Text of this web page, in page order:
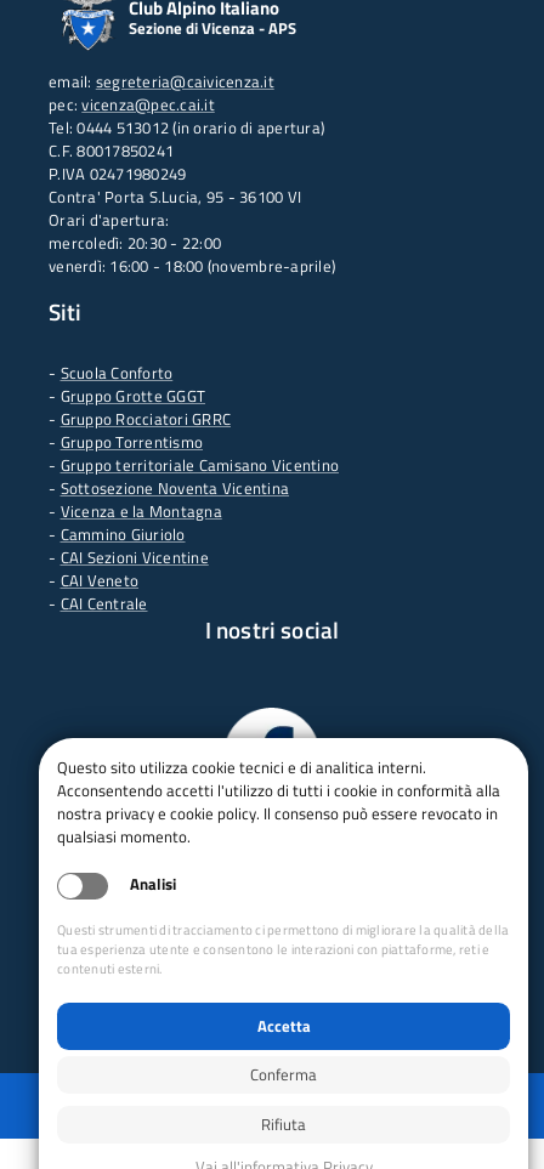
Club Alpino Italiano
Sezione di Vicenza - APS
email: segreteria@caivicenza.it
pec:vicenza@pec.cai.it
Tel: 0444 513012 (in orario di apertura)
C.F. 80017850241
P.IVA 02471980249
Contra' Porta S.Lucia, 95 - 36100 VI
Orari d'apertura:
mercoledì: 20:30 - 22:00
venerdì: 16:00 - 18:00 (novembre-aprile)
Siti
- Scuola Conforto
- Gruppo Grotte GGGT
- Gruppo Rocciatori GRRC
- Gruppo Torrentismo
- Gruppo territoriale Camisano Vicentino
- Sottosezione Noventa Vicentina
- Vicenza e la Montagna
- Cammino Giuriolo
- CAI Sezioni Vicentine
- CAI Veneto
- CAI Centrale
I nostri social
Powered by GRUPPO YEC
Questo sito utilizza cookie tecnici e di analitica interni.
Acconsentendo accetti l'utilizzo di tutti i cookie in conformità alla
nostra privacy e cookie policy. Il consenso può essere revocato in
qualsiasi momento.
Analisi
Questi strumenti di tracciamento ci permettono di migliorare la qualità della
tua esperienza utente e consentono le interazioni con piattaforme, reti e
contenuti esterni.
Accetta
Conferma
Rifiuta